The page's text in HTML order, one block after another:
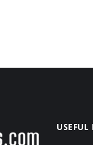
USEFUL